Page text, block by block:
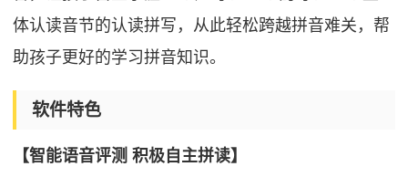
体认读音节的认读拼写，从此轻松跨越拼音难关，帮
助孩子更好的学习拼音知识。
软件特色
【智能语音评测 积极自主拼读】